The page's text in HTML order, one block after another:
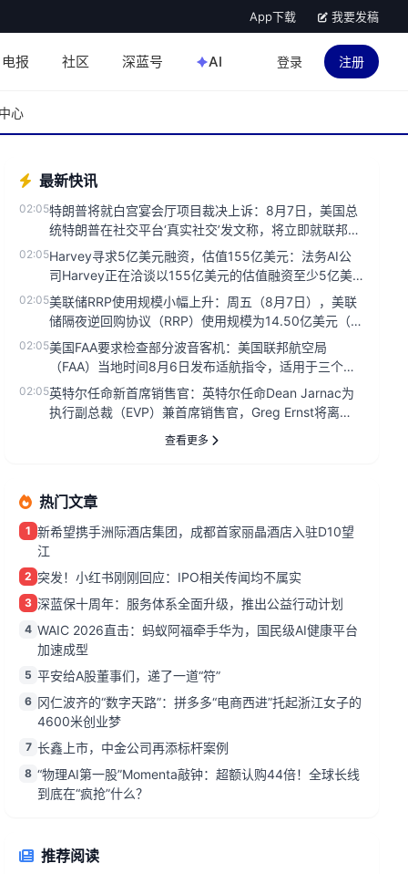
App下载 我要发稿
电报 社区 深蓝号 AI 登录 注册
心
最新快讯
02:05特朗普将就白宫宴会厅项目裁决上诉：8月7日，美国总
统特朗普在社交平台‘真实社交’发文称，将立即就联邦上
诉法院阻止白宫宴会...
02:05Harvey寻求5亿美元融资，估值155亿美元：法务AI公
司Harvey正在洽谈以155亿美元的估值融资至少5亿美
元，该...
02:05美联储RRP使用规模小幅上升：周五（8月7日），美联
储隔夜逆回购协议（RRP）使用规模为14.50亿美元（交
易对手2家）...
02:05美国FAA要求检查部分波音客机：美国联邦航空局
（FAA）当地时间8月6日发布适航指令，适用于三个型
号的波音客机，估计影响...
02:05英特尔任命新首席销售官：英特尔任命Dean Jarnac为
执行副总裁（EVP）兼首席销售官，Greg Ernst将离
查看更多
热门文章
1 新希望携手洲际酒店集团，成都首家丽晶酒店入驻D10望
江
2 突发！小红书刚刚回应：IPO相关传闻均不属实
3 深蓝保十周年：服务体系全面升级，推出公益行动计划
4 WAIC 2026直击：蚂蚁阿福牵手华为，国民级AI健康平台
加速成型
5 平安给A股董事们，递了一道“符”
6 冈仁波齐的“数字天路”：拼多多“电商西进”托起浙江女子的
4600米创业梦
7 长鑫上市，中金公司再添标杆案例
8 “物理AI第一股”Momenta敲钟：超额认购44倍！全球长线
到底在“疯抢”什么？
推荐阅读